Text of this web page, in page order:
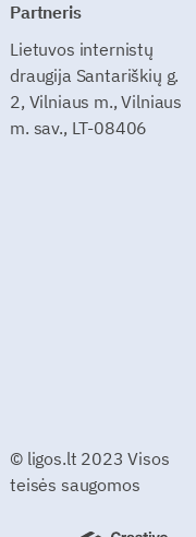
Partneris
Lietuvos internistų
draugija Santariškių g.
2, Vilniaus m., Vilniaus
m. sav., LT-08406
© ligos.lt 2023 Visos
teisės saugomos